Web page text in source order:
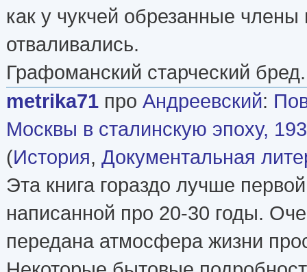
как у чукчей обрезанные члены
отваливались.
Графоманский старческий бред.
metrika71 про Андреевский:
Москвы в сталинскую эпоху,
(История, Документальная
Эта книга гораздо лучше
написанной про 20-30 годы.
передана атмосфера жизни